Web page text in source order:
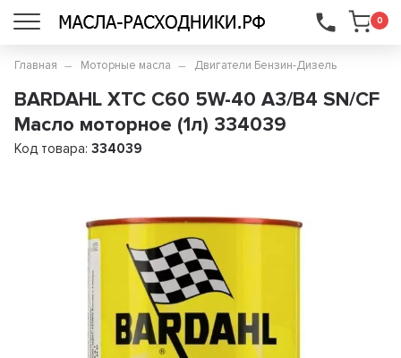
0
...
Главная Моторные масла Двигатели Бензин-Дизель
BARDAHL XTC C60 5W-40 A3/B4 SN/CF
Масло моторное (1л) 334039
Код товара:334039